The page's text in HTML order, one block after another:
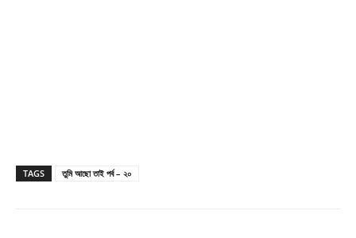
TAGS তুমি আছো তাই পর্ব – ২০